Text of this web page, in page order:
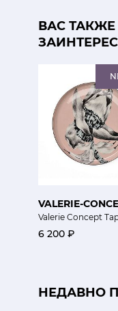
ВАС
VALERIE-
Valerie Concept
6 200 ₽
НЕДАВНО